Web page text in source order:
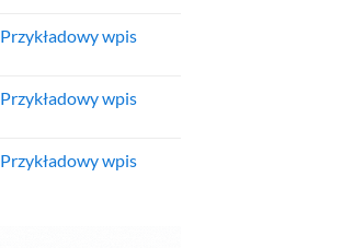
Przykładowy
Przykładowy wpis
Przykładowy
Przykładowy wpis
Przykładowy
Przykładowy wpis